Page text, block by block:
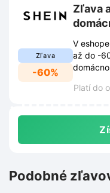
Zľava
-60%
Zľava
V
až do -
domácnosti. Doprajte si nový
Platí do
Podobné